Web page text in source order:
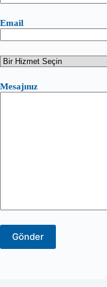
Email
Mesajınız